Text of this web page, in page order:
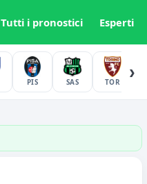
Tutti i pronostici Esperti
PIS SAS TOR
›